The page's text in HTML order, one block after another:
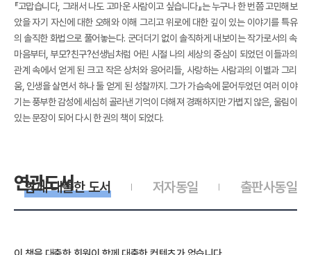
『고맙습니다, 그래서 나도 고마운 사람이고 싶습니다』는 누구나 한 번쯤 고민해보
았을 자기 자신에 대한 오해와 이해 그리고 위로에 대한 깊이 있는 이야기를 특유
의 솔직한 화법으로 풀어놓는다. 군더더기 없이 솔직하게 내보이는 작가로서의 속
마음부터, 부모?친구?선생님처럼 어린 시절 나의 세상의 중심이 되었던 이들과의
관계 속에서 얻게 된 크고 작은 상처와 응어리들, 사랑하는 사람과의 이별과 그리
움, 인생을 살면서 하나 둘 얻게 된 성찰까지. 그가 가슴속에 묻어두었던 여러 이야
기는 풍부한 감성에 세심히 골라낸 기억이 더해져 경쾌하지만 가볍지 않은, 울림이
있는 문장이 되어 다시 한 권의 책이 되었다.
연관도서 출판사동일
저자동일
함께 대출한 도서